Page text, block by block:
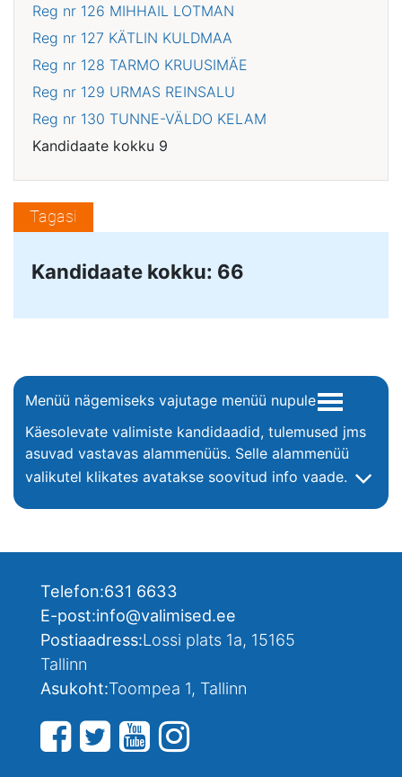
Reg nr 126 MIHHAIL LOTMAN
Reg nr 127 KÄTLIN KULDMAA
Reg nr 128 TARMO KRUUSIMÄE
Reg nr 129 URMAS REINSALU
Reg nr 130 TUNNE-VÄLDO KELAM
Kandidaate kokku 9
Tagasi
Kandidaate kokku: 66
Menüü nägemiseks vajutage menüü nupule
Käesolevate valimiste kandidaadid, tulemused jms
asuvad vastavas alammenüüs. Selle alammenüü
valikutel klikates avatakse soovitud info vaade.
Telefon:631 6633
E-post:info@valimised.ee
Postiaadress:Lossi plats 1a, 15165
Tallinn
Asukoht:Toompea 1, Tallinn